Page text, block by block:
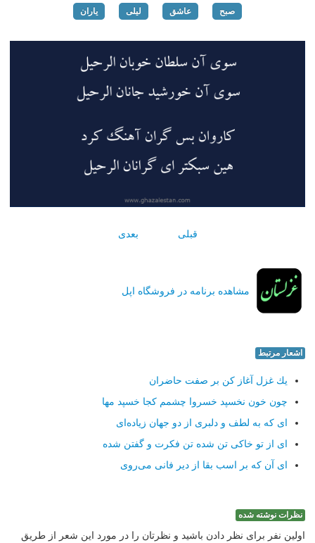
صبح عاشق لیلی یاران
قبلی بعدی
مشاهده برنامه در فروشگاه اپل
اشعار مرتبط
یك غزل آغاز كن بر صفت حاضران
چون خون نخسپد خسروا چشمم كجا خسپد مها
ای كه به لطف و دلبری از دو جهان زیاده‌ای
ای از تو خاكی تن شده تن فكرت و گفتن شده
ای آن كه بر اسب بقا از دیر فانی می‌روی
نظرات نوشته شده
اولین نفر برای نظر دادن باشید و نظرتان را در مورد این شعر از طریق